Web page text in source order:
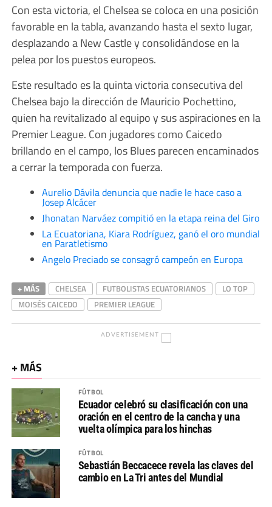
Con esta victoria, el Chelsea se coloca en una posición
favorable en la tabla, avanzando hasta el sexto lugar,
desplazando a New Castle y consolidándose en la
pelea por los puestos europeos.
Este resultado es la quinta victoria consecutiva del
Chelsea bajo la dirección de Mauricio Pochettino,
quien ha revitalizado al equipo y sus aspiraciones en la
Premier League. Con jugadores como Caicedo
brillando en el campo, los Blues parecen encaminados
a cerrar la temporada con fuerza.
Aurelio Dávila denuncia que nadie le hace caso a
Josep Alcácer
Jhonatan Narváez compitió en la etapa reina del Giro
La Ecuatoriana, Kiara Rodríguez, ganó el oro mundial
en Paratletismo
Angelo Preciado se consagró campeón en Europa
+ MÁS CHELSEA FUTBOLISTAS ECUATORIANOS
LO TOP
MOISÉS CAICEDO
PREMIER LEAGUE
ADVERTISEMENT
+ MÁS
FÚTBOL
Ecuador celebró su clasificación con una
oración en el centro de la cancha y una
vuelta olímpica para los hinchas
FÚTBOL
Sebastián Beccacece revela las claves del
cambio en La Tri antes del Mundial